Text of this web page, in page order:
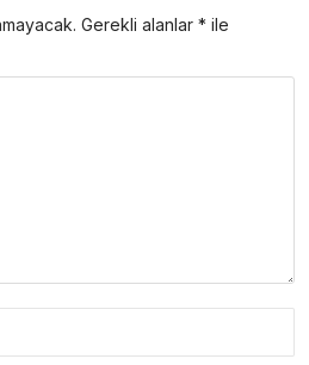
Gerekli alanlar * ile